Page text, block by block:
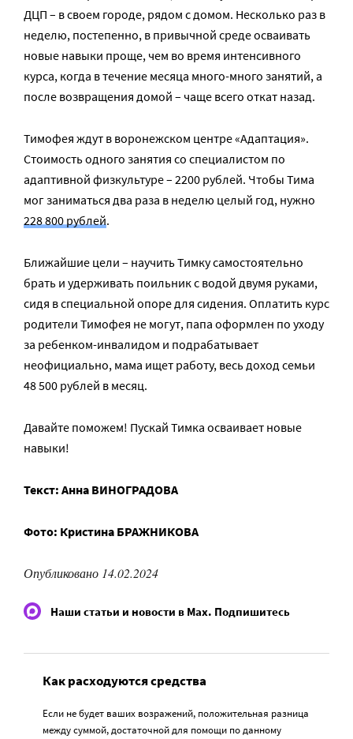
ДЦП – в своем городе, рядом с домом. Несколько раз в
неделю, постепенно, в привычной среде осваивать
новые навыки проще, чем во время интенсивного
курса, когда в течение месяца много-много занятий, а
после возвращения домой – чаще всего откат назад.
Тимофея ждут в воронежском центре «Адаптация».
Стоимость одного занятия со специалистом по
адаптивной физкультуре – 2200 рублей. Чтобы Тима
мог заниматься два раза в неделю целый год, нужно
228 800 рублей.
Ближайшие цели – научить Тимку самостоятельно
брать и удерживать поильник с водой двумя руками,
сидя в специальной опоре для сидения. Оплатить курс
родители Тимофея не могут, папа оформлен по уходу
за ребенком-инвалидом и подрабатывает
неофициально, мама ищет работу, весь доход семьи
48 500 рублей в месяц.
Давайте поможем! Пускай Тимка осваивает новые
навыки!
Текст: Анна ВИНОГРАДОВА
Фото: Кристина БРАЖНИКОВА
Опубликовано 14.02.2024
Наши статьи и новости в Max. Подпишитесь
Как расходуются средства
Если не будет ваших возражений, положительная разница
между суммой, достаточной для помощи по данному